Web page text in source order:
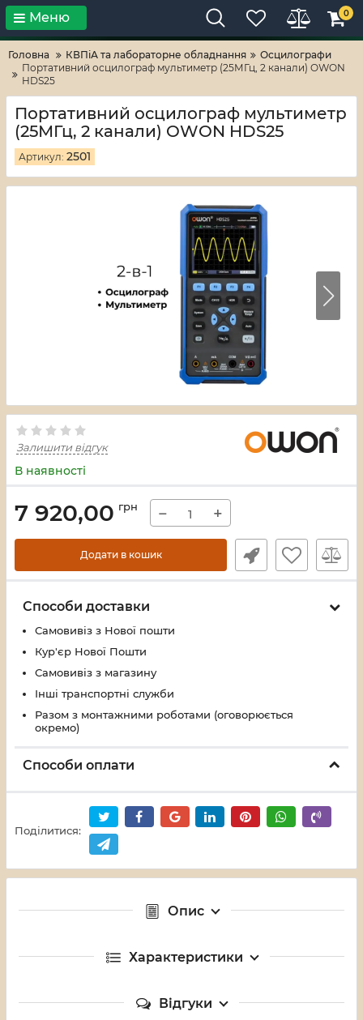
Тільки високі технології! RV-ZAFT
Меню 0
Головна КВПіА та лабораторне обладнання
Осцилографи
Портативний осцилограф мультиметр (25МГц, 2 канали) OWON
HDS25
Портативний осцилограф мультиметр
(25МГц, 2 канали) OWON HDS25
Артикул: 2501
Залишити відгук
В наявності
7 920,00 грн − +
Додати в кошик
Способи доставки
Самовивіз з Нової пошти
Кур'єр Нової Пошти
Самовивіз з магазину
Інші транспортні служби
Разом з монтажними роботами (оговорюється
окремо)
Способи оплати
Поділитися:
Опис
Характеристики
Відгуки